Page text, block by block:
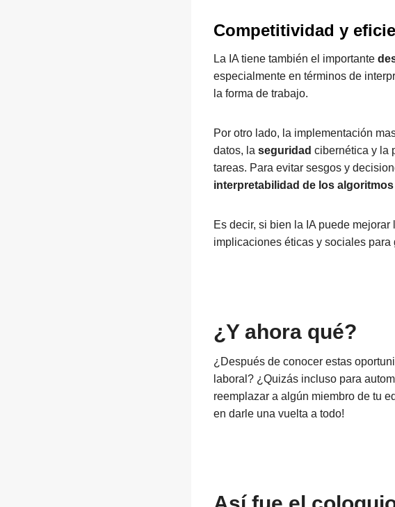
Competitividad y
La IA tiene también el importante
especialmente en términos de
la forma de trabajo.
Por otro lado, la implementación
datos, la seguridad cibernética y la
tareas. Para evitar sesgos y
interpretabilidad de los algoritmos
Es decir, si bien la IA puede
implicaciones éticas y sociales
¿Y ahora qué?
¿Después de conocer estas
laboral? ¿Quizás incluso para
reemplazar a algún miembro de tu
en darle una vuelta a todo!